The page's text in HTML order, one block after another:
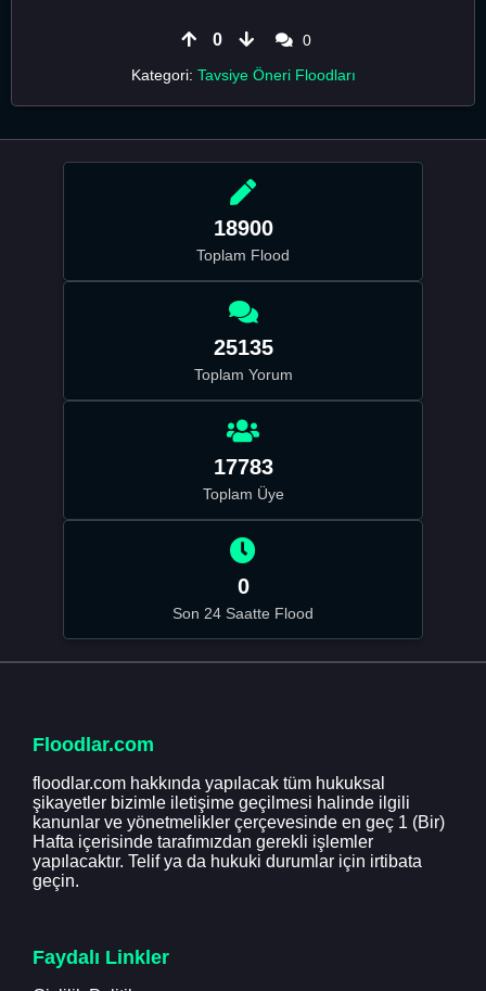
0
0
Kategori: Tavsiye Öneri Floodları
18900
Toplam Flood
25135
Toplam Yorum
17783
Toplam Üye
0
Son 24 Saatte Flood
Floodlar.com
floodlar.com hakkında yapılacak tüm hukuksal
şikayetler bizimle iletişime geçilmesi halinde ilgili
kanunlar ve yönetmelikler çerçevesinde en geç 1 (Bir)
Hafta içerisinde tarafımızdan gerekli işlemler
yapılacaktır. Telif ya da hukuki durumlar için irtibata
geçin.
Faydalı Linkler